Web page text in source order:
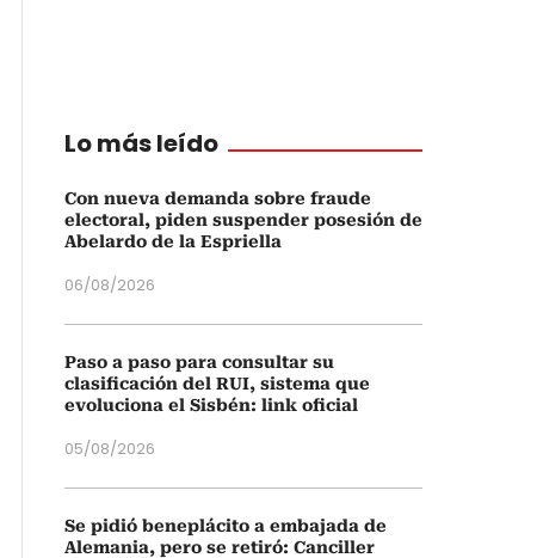
Lo más leído
Con nueva demanda sobre fraude
electoral, piden suspender posesión de
Abelardo de la Espriella
06/08/2026
Paso a paso para consultar su
clasificación del RUI, sistema que
evoluciona el Sisbén: link oficial
05/08/2026
Se pidió beneplácito a embajada de
Alemania, pero se retiró: Canciller